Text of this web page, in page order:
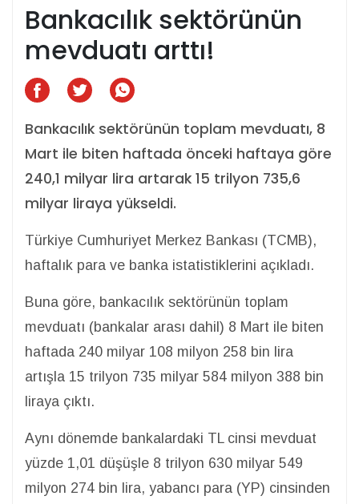
Bankacılık sektörünün
mevduatı arttı!
Bankacılık sektörünün toplam mevduatı, 8
Mart ile biten haftada önceki haftaya göre
240,1 milyar lira artarak 15 trilyon 735,6
milyar liraya yükseldi.
Türkiye Cumhuriyet Merkez Bankası (TCMB),
haftalık para ve banka istatistiklerini açıkladı.
Buna göre, bankacılık sektörünün toplam
mevduatı (bankalar arası dahil) 8 Mart ile biten
haftada 240 milyar 108 milyon 258 bin lira
artışla 15 trilyon 735 milyar 584 milyon 388 bin
liraya çıktı.
Aynı dönemde bankalardaki TL cinsi mevduat
yüzde 1,01 düşüşle 8 trilyon 630 milyar 549
milyon 274 bin lira, yabancı para (YP) cinsinden